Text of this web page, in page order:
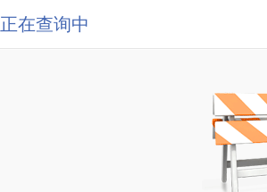
正在查询中